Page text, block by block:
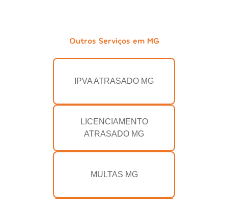
Outros Serviços em MG
IPVA ATRASADO MG
LICENCIAMENTO
ATRASADO MG
MULTAS MG